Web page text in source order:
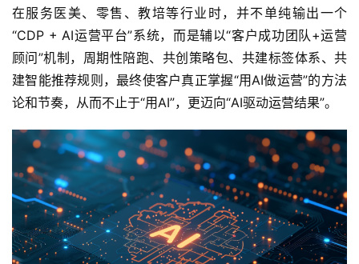
在服务医美、零售、教培等行业时，并不单纯输出一个
“CDP + AI运营平台”系统，而是辅以“客户成功团队+运营
顾问”机制，周期性陪跑、共创策略包、共建标签体系、共
建智能推荐规则，最终使客户真正掌握“用AI做运营”的方法
论和节奏，从而不止于“用AI”，更迈向“AI驱动运营结果”。